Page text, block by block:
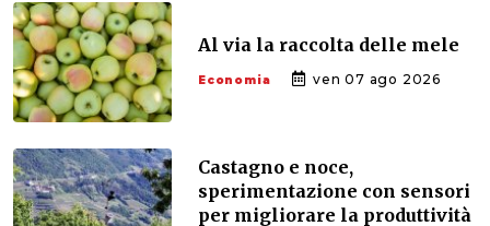
Al via la raccolta delle mele
Economia ven 07 ago 2026
Castagno e noce,
sperimentazione con sensori
per migliorare la produttività